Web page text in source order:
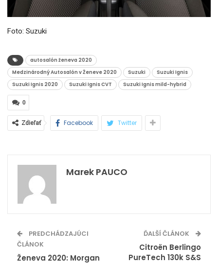
Foto: Suzuki
autosalón ženeva 2020
Medzinárodný Autosalón v Ženeve 2020
Suzuki
Suzuki Ignis
Suzuki Ignis 2020
Suzuki Ignis CVT Suzuki Ignis mild-hybrid
0
Zdieľať Facebook Twitter
Marek PAUCO
PREDCHÁDZAJÚCI
ČLÁNOK
Ženeva 2020: Morgan
ĎALŠÍ ČLÁNOK
Citroën Berlingo
PureTech 130k S&S